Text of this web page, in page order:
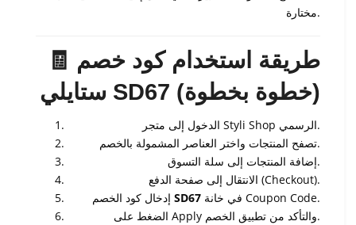
مختارة.
🧾 طريقة استخدام كود خصم
ستايلي SD67 (خطوة بخطوة)
الدخول إلى متجر Styli Shop الرسمي.
تصفح المنتجات واختر العناصر المشمولة بالخصم.
إضافة المنتجات إلى سلة التسوق.
الانتقال إلى صفحة الدفع (Checkout).
SD67
في خانة Coupon Code.
الضغط على Apply والتأكد من تطبيق الخصم.